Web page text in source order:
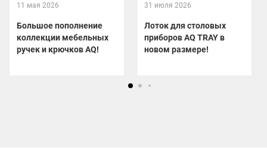
11 мая 2026
Большое пополнение
коллекции мебельных
ручек и крючков AQ!
31 июля 2026
Лоток для столовых
приборов AQ TRAY в
новом размере!